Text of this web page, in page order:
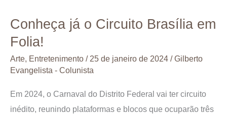
Conheça já o Circuito Brasília em
Folia!
Arte, Entretenimento / 25 de janeiro de 2024 /Gilberto
Evangelista - Colunista
Em 2024, o Carnaval do Distrito Federal vai ter circuito
inédito, reunindo plataformas e blocos que ocuparão três
já
o
Circuito
Brasília